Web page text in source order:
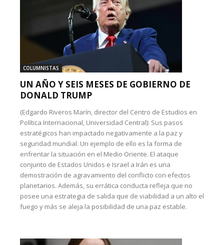
COLUMNISTAS
UN AÑO Y SEIS MESES DE GOBIERNO DE
DONALD TRUMP
(Edgardo Riveros Marín, director del Centro de Estudios en
Política Internacional, Universidad Central): Sus pasos
estratégicos han impactado negativamente a la paz y
seguridad mundial. Un ejemplo de ello es la forma de
enfrentar la situación en el Medio Oriente. El ataque
conjunto de Estados Unidos e Israel a Irán es una
demostración de agravamiento del conflicto con efectos
planetarios. Además, su errática conducta refleja que no
posee una estrategia de salida que de viabilidad a un alto el
fuego y más se aleja la posibilidad de una paz estable.